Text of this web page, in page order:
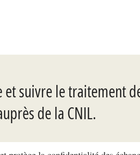
suivre le traitement
de la CNIL.